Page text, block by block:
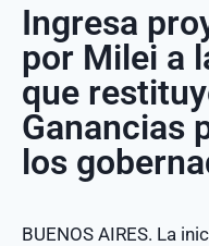
Ingresa
por Milei a
que
Ganancias
los
BUENOS AIRES. La